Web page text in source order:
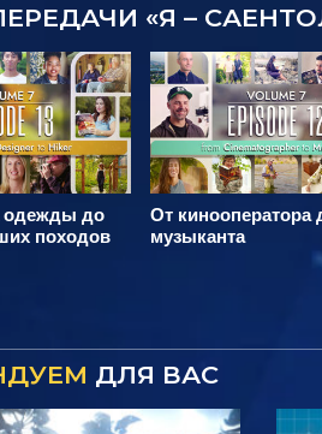
«Я –
одежды до
походов
От кинооператора
музыканта
ДЛЯ ВАС